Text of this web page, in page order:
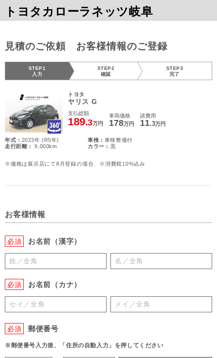
トヨタカローラネッツ岐阜
見積のご依頼 お客様情報のご登録
STEP1
入力
STEP2
確認
STEP3
完了
トヨタ
ヤリス G
支払総額
189.3万円
車両価格
178万円
諸費用
11.3万円
年式 : 2023年 (R5年) 車検 : 車検整備付
走行距離 :
9,000km カラー : 黒
※価格は展示店にて8月登録の場合 ※消費税10%込み
お客様情報
必須 お名前（漢字）
必須 お名前（カナ）
必須 郵便番号
※郵便番号入力後、「住所の自動入力」を押してください